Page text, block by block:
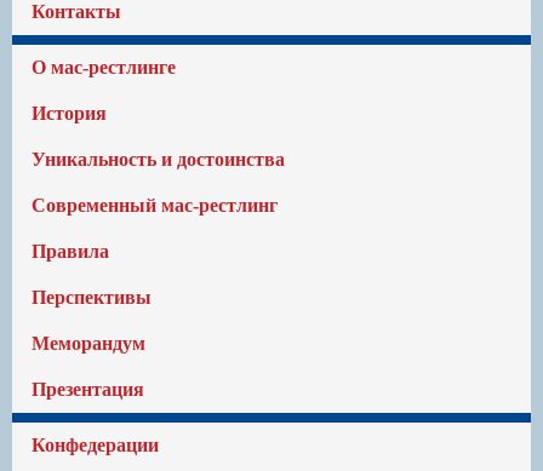
Контакты
О мас-рестлинге
История
Уникальность и достоинства
Современный мас-рестлинг
Правила
Перспективы
Меморандум
Презентация
Конфедерации